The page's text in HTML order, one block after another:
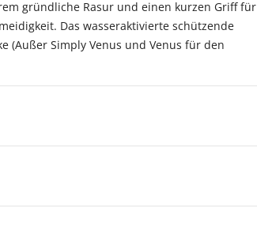
gründliche Rasur und einen kurzen Griff für
Das wasseraktivierte schützende
(Außer Simply Venus und Venus für den